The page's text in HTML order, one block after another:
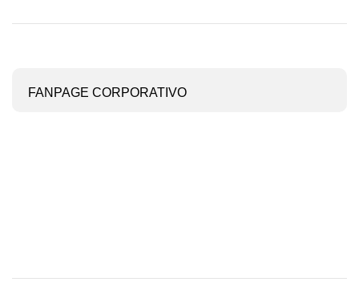
FANPAGE CORPORATIVO